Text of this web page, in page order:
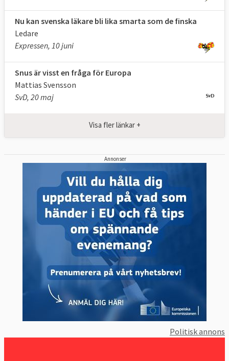
Nu kan svenska läkare bli lika smarta som de finska
Ledare
Expressen, 10 juni
Snus är visst en fråga för Europa
Mattias Svensson
SvD, 20 maj
Visa fler länkar +
Annonser
Politisk annons